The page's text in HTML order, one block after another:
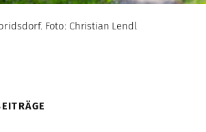
Foto: Christian Lendl